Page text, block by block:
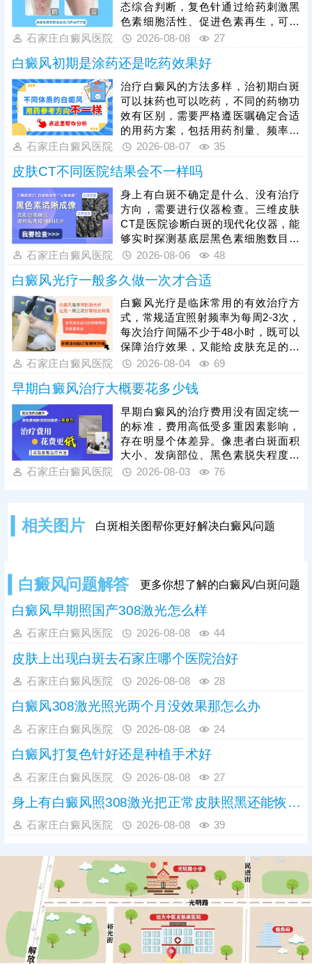
态综合判断，复色针通过给药刺激黑
色素细胞活性、促进色素再生，可逐
步淡化白斑，黑色素种植手术为手术
者，要求白斑半年以上无扩散、无新
发皮损，该方法通过提取自身健康黑
色素细胞移植至白斑部位，复色速度
快、色素均匀度高，无论选择哪种方
式，都需坚持规范治疗，同时做好防
晒、作息调理等日常护理，规避诱发
因素，才能有效巩固疗效，促进皮肤
完整复色。
石家庄白癜风医院 2026-08-08 27
白癜风初期是涂药还是吃药效果好
治疗白癜风的方法多样，治初期白斑
可以抹药也可以吃药，不同的药物功
效有区别，需要严格遵医嘱确定合适
的用药方案，包括用药剂量、频率，
使治疗真正生效，令病情循序渐进好
固，单一用药治疗见效较慢，临床常
采取药物+照光方式综合治疗，两者同
步进行，增强疗效，提升祛白速度。
石家庄白癜风医院 2026-08-07 35
皮肤CT不同医院结果会不一样吗
身上有白斑不确定是什么、没有治疗
方向，需要进行仪器检查。三维皮肤
CT是医院诊断白斑的现代化仪器，能
够实时探测基底层黑色素细胞数目、
结构、运动轨迹等，为白斑诊断提供
科学依据。不同医院的皮肤CT设备精
度不一样，检测出来的结果可能存在
细微的差异，建议选择正规医院就
诊。比如石家庄远大中医皮肤病医
院，可提供伍德灯、三维皮肤CT综合
检测，全面分析病情，指导治疗，避
免进入祛白误区。
石家庄白癜风医院 2026-08-06 48
白癜风光疗一般多久做一次才合适
白癜风光疗是临床常用的有效治疗方
式，常规适宜照射频率为每周2-3次，
每次治疗间隔不少于48小时，既可以
保障治疗效果，又能给皮肤充足的修
复时间，具体照射频次、起始剂量和
位、皮肤耐受度及病情分期，严格遵
从医嘱调整，不可自行增减次数或照
光时长。治疗白癜风的光疗方法有很
多，如：308准分子激光、311窄谱
uvb等，患者可根据自身皮损情况选择
合适方案。光疗见效周期较长，需坚
持规律治疗，切勿中途中断。
石家庄白癜风医院 2026-08-04 69
早期白癜风治疗大概要花多少钱
早期白癜风的治疗费用没有固定统一
的标准，费用高低受多重因素影响，
存在明显个体差异。像患者白斑面积
大小、发病部位、黑色素脱失程度不
同，病情轻重不一，治疗难度和周期
合理控制开支、避免花费冤枉钱，患
常做好护理，能有效辅助病情恢复，
降低病情复发、
石家庄白癜风医院 2026-08-03 76
相关图片 白斑相关图帮你更好解决白癜风问题
白癜风问题解答 更多你想了解的白癜风/白斑问题
白癜风早期照国产308激光怎么样
石家庄白癜风医院 2026-08-08 44
皮肤上出现白斑去石家庄哪个医院治好
石家庄白癜风医院 2026-08-08 28
白癜风308激光照光两个月没效果那怎么办
石家庄白癜风医院 2026-08-08 24
白癜风打复色针好还是种植手术好
石家庄白癜风医院 2026-08-08 27
身上有白癜风照308激光把正常皮肤照黑还能恢复吗
石家庄白癜风医院 2026-08-08 39